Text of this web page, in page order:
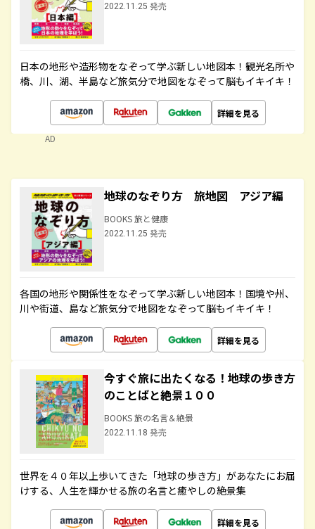
2022.11.25 発売
日本の地形や造形物をなぞって学ぶ新しい地図本！観光名所や
橋、川、湖、半島など旅気分で地図をなぞって脳もイキイキ！
詳細を見る
AD
地球のなぞり方 旅地図 アジア編
BOOKS 旅と健康
2022.11.25 発売
各国の地形や関係性をなぞって学ぶ新しい地図本！国境や州、
川や街道、島など旅気分で地図をなぞって脳もイキイキ！
詳細を見る
今すぐ旅に出たくなる！地球の歩き方
のことばと絶景１００
BOOKS 旅の名言＆絶景
2022.11.18 発売
世界を４０年以上歩いてきた「地球の歩き方」があなたにお届
けする、人生を輝かせる旅の名言と癒やしの絶景集
詳細を見る